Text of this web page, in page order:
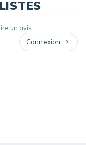
un avis
Connexion